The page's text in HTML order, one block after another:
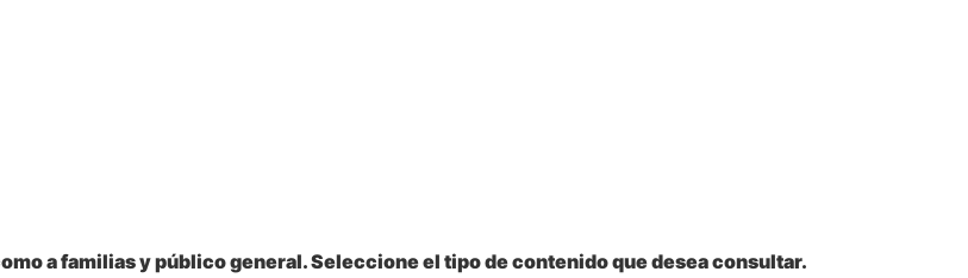
a familias y público general. Seleccione el tipo de contenido que desea consultar.